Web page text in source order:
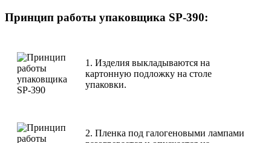
Принцип работы упаковщика SP-390:
1. Изделия выкладываются на
картонную подложку на столе
упаковки.
2. Пленка под галогеновыми лампами